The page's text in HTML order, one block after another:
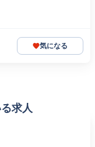
気になる
求人